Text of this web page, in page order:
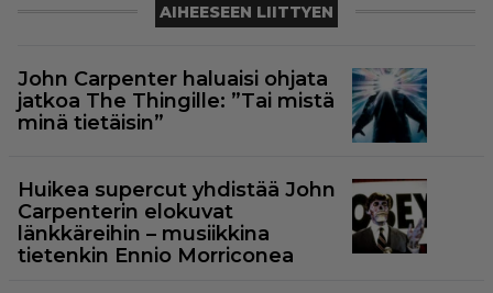
AIHEESEEN LIITTYEN
John Carpenter haluaisi ohjata
jatkoa The Thingille: ”Tai mistä
minä tietäisin”
Huikea supercut yhdistää John
Carpenterin elokuvat
länkkäreihin – musiikkina
tietenkin Ennio Morriconea